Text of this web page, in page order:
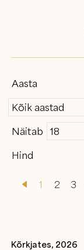
Aasta
Näitab
Hind
1 2 3
Kõrkjates, 2026